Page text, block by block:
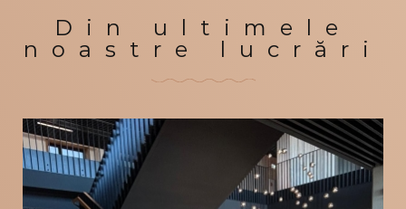
Din ultimele
noastre lucrări